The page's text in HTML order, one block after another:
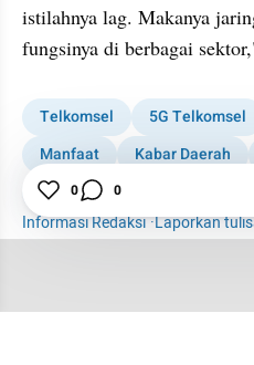
istilahnya lag. Makanya
fungsinya di berbagai
Telkomsel 5G Telkomsel
Manfaat
Kabar Daerah
Sulawesi Utara
Informasi Redaksi·Laporkan
0 0